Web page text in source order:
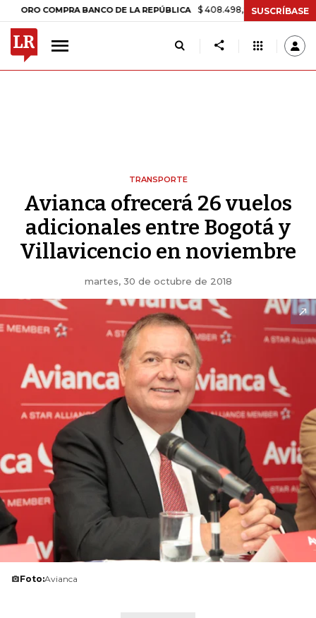
COMPRA BANCO DE LA REPÚBLICA $ 408.498,97 +$ 8.753,81 +2,19%
SUSCRÍBASE
TRANSPORTE
Avianca ofrecerá 26 vuelos
adicionales entre Bogotá y
Villavicencio en noviembre
martes, 30 de octubre de 2018
Foto:Avianca